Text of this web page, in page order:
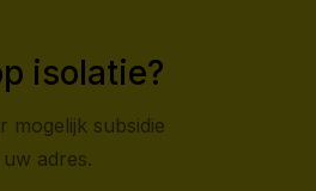
isolatie?
mogelijk subsidie
adres.